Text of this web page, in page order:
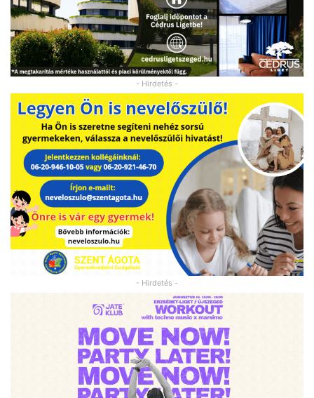
- Hirdetés -
- Hirdetés -